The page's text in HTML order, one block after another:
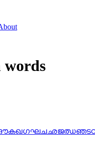
words
കഖഗഘചഛജഝഞട